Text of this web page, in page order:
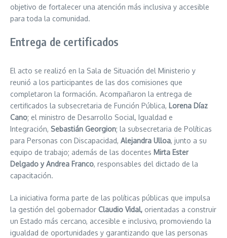
objetivo de fortalecer una atención más inclusiva y accesible
para toda la comunidad.
Entrega de certificados
El acto se realizó en la Sala de Situación del Ministerio y
reunió a los participantes de las dos comisiones que
completaron la formación. Acompañaron la entrega de
certificados la subsecretaria de Función Pública, Lorena Díaz
Cano; el ministro de Desarrollo Social, Igualdad e
Integración, Sebastián Georgion; la subsecretaria de Políticas
para Personas con Discapacidad, Alejandra Ulloa, junto a su
equipo de trabajo; además de las docentes Mirta Ester
Delgado y Andrea Franco, responsables del dictado de la
capacitación.
La iniciativa forma parte de las políticas públicas que impulsa
la gestión del gobernador Claudio Vidal, orientadas a construir
un Estado más cercano, accesible e inclusivo, promoviendo la
igualdad de oportunidades y garantizando que las personas